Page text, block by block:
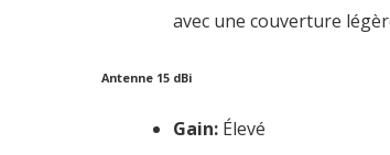
avec une couverture
Antenne 15 dBi
Gain: Élevé